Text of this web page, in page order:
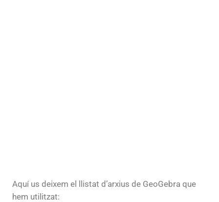
Aquí us deixem el llistat d’arxius de GeoGebra que
hem utilitzat: